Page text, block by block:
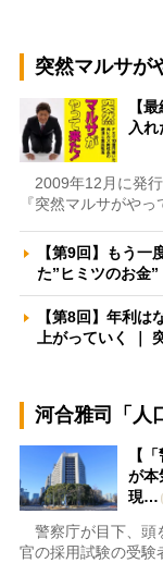
突然マルサが
【
入
2009年12月に発
『突然マルサがや
【第9回】もう
た”ヒミツのお金
【第8回】年利
上がっていく ｜
河合雅司「人
【
が本
現…
警察庁が目下、頭
官の採用試験の受